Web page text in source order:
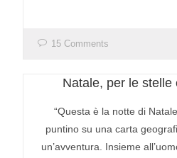
15 Comments
Natale, per le stelle
“Questa è la notte di
puntino su una carta
un’avventura. Insieme